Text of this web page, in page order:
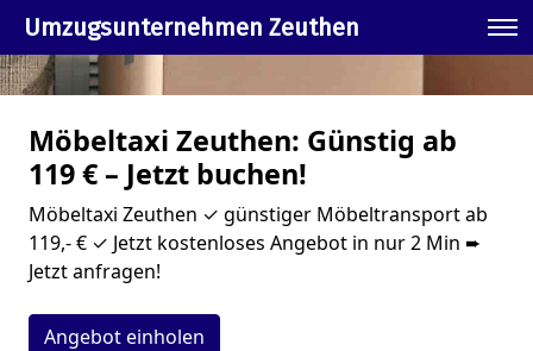
Umzugsunternehmen Zeuthen
Möbeltaxi Zeuthen: Günstig ab
119 € – Jetzt buchen!
Möbeltaxi Zeuthen ✓ günstiger Möbeltransport ab
119,- € ✓ Jetzt kostenloses Angebot in nur 2 Min ➨
Jetzt anfragen!
Angebot einholen